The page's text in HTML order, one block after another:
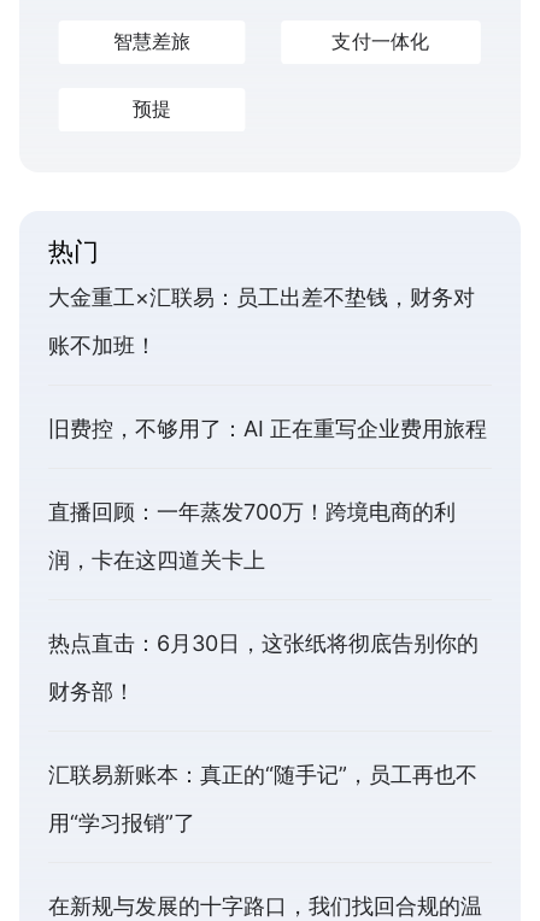
智慧差旅 支付一体化
预提
热门
大金重工×汇联易：员工出差不垫钱，财务对
账不加班！
旧费控，不够用了：AI 正在重写企业费用旅程
直播回顾：一年蒸发700万！跨境电商的利
润，卡在这四道关卡上
热点直击：6月30日，这张纸将彻底告别你的
财务部！
汇联易新账本：真正的“随手记”，员工再也不
用“学习报销”了
在新规与发展的十字路口，我们找回合规的温